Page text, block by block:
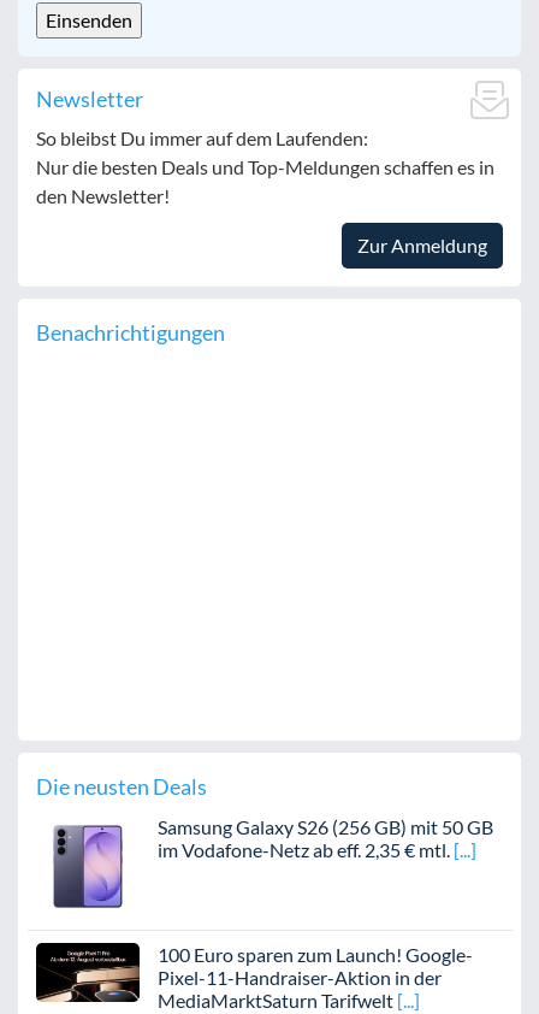
Newsletter
So bleibst Du immer auf dem Laufenden:
Nur die besten Deals und Top-Meldungen schaffen es in
den Newsletter!
Zur Anmeldung
Benachrichtigungen
Die neusten Deals
Samsung Galaxy S26 (256 GB) mit 50 GB
im Vodafone-Netz ab eff. 2,35 € mtl.
100 Euro sparen zum Launch! Google-
Pixel-11-Handraiser-Aktion in der
MediaMarktSaturn Tarifwelt